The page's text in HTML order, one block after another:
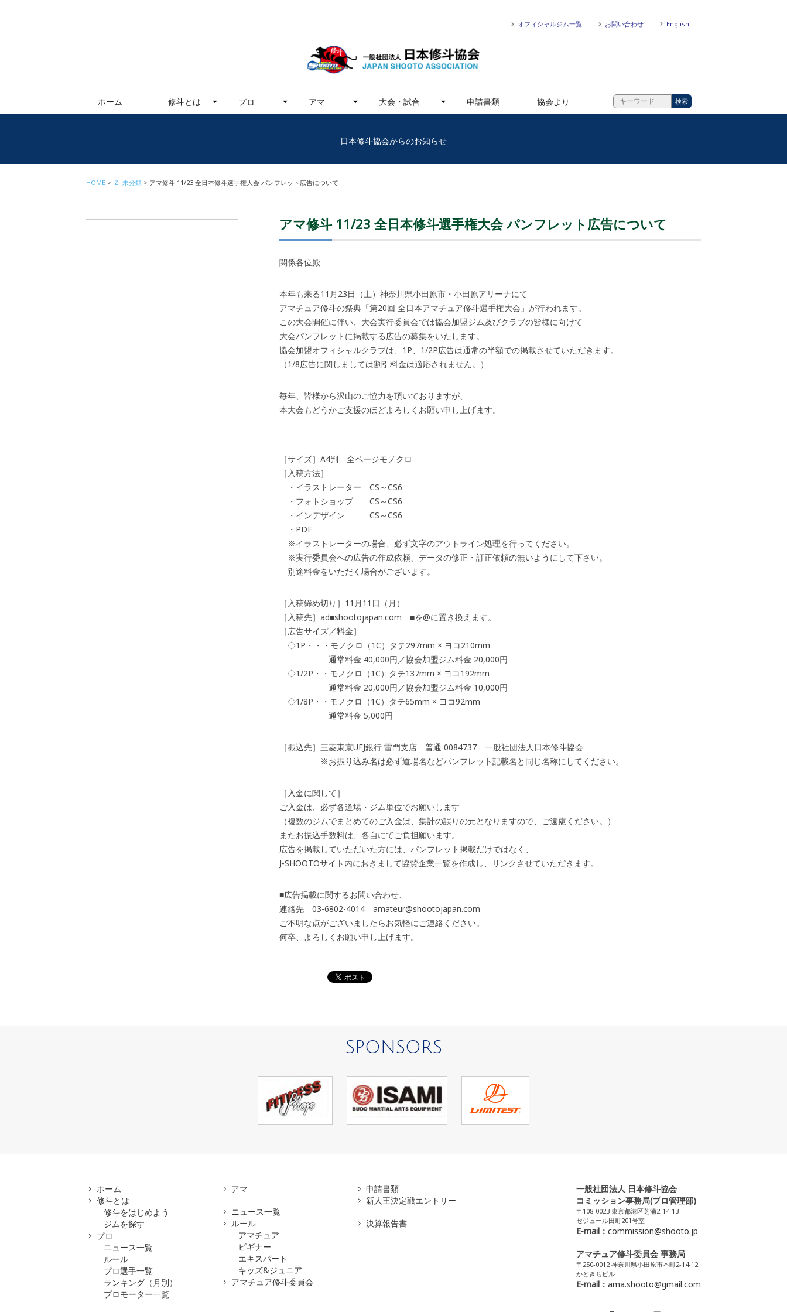
オフィシャルジム一覧 お問い合わせ English
ホーム 修斗とは プロ アマ 大会・試合 申請書類 協会より
日本修斗協会からのお知らせ
HOME Ｚ_未分類 アマ修斗 11/23 全日本修斗選手権大会 パンフレット広告について
アマ修斗 11/23 全日本修斗選手権大会 パンフレット広告について
関係各位殿
本年も来る11月23日（土）神奈川県小田原市・小田原アリーナにて
アマチュア修斗の祭典「第20回 全日本アマチュア修斗選手権大会」が行われます。
この大会開催に伴い、大会実行委員会では協会加盟ジム及びクラブの皆様に向けて
大会パンフレットに掲載する広告の募集をいたします。
協会加盟オフィシャルクラブは、1P、1/2P広告は通常の半額での掲載させていただきます。
（1/8広告に関しましては割引料金は適応されません。）
毎年、皆様から沢山のご協力を頂いておりますが、
本大会もどうかご支援のほどよろしくお願い申し上げます。
［サイズ］A4判 全ページモノクロ
［入稿方法］
・イラストレーター CS～CS6
・フォトショップ CS～CS6
・インデザイン CS～CS6
・PDF
※イラストレーターの場合、必ず文字のアウトライン処理を行ってください。
※実行委員会への広告の作成依頼、データの修正・訂正依頼の無いようにして下さい。
別途料金をいただく場合がございます。
［入稿締め切り］11月11日（月）
［入稿先］ad■shootojapan.com ■を@に置き換えます。
［広告サイズ／料金］
◇1P・・・モノクロ（1C）タテ297mm × ヨコ210mm
通常料金 40,000円／協会加盟ジム料金 20,000円
◇1/2P・・モノクロ（1C）タテ137mm × ヨコ192mm
通常料金 20,000円／協会加盟ジム料金 10,000円
◇1/8P・・モノクロ（1C）タテ65mm × ヨコ92mm
通常料金 5,000円
［振込先］三菱東京UFJ銀行 雷門支店 普通 0084737 一般社団法人日本修斗協会
※お振り込み名は必ず道場名などパンフレット記載名と同じ名称にしてください。
［入金に関して］
ご入金は、必ず各道場・ジム単位でお願いします
（複数のジムでまとめてのご入金は、集計の誤りの元となりますので、ご遠慮ください。）
またお振込手数料は、各自にてご負担願います。
広告を掲載していただいた方には、パンフレット掲載だけではなく、
J-SHOOTOサイト内におきまして協賛企業一覧を作成し、リンクさせていただきます。
■広告掲載に関するお問い合わせ、
連絡先 03-6802-4014 amateur@shootojapan.com
ご不明な点がございましたらお気軽にご連絡ください。
何卒、よろしくお願い申し上げます。
SPONSORS
ホーム
修斗とは
修斗をはじめよう
ジムを探す
プロ
ニュース一覧
ルール
プロ選手一覧
ランキング（月別）
プロモーター一覧
アマ
ニュース一覧
ルール
アマチュア
ビギナー
エキスパート
キッズ&ジュニア
アマチュア修斗委員会
申請書類
新人王決定戦エントリー
決算報告書
一般社団法人 日本修斗協会
コミッション事務局(プロ管理部)
〒108-0023 東京都港区芝浦2-14-13
セジュール田町201号室
E-mail： commission@shooto.jp
アマチュア修斗委員会 事務局
〒250-0012 神奈川県小田原市本町2-14-12
かどきちビル
E-mail： ama.shooto@gmail.com